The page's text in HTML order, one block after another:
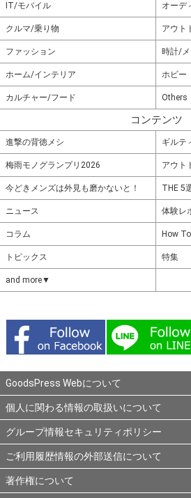
IT/モバイル オーデ
クルマ/乗り物 アウト
ファッション 時計/
ホーム/インテリア ホビー
カルチャー/フード Others
コンテンツ
進撃の背徳メシ ギルテ
梅雨モノグランプリ2026 アウト
今どきメンズは外見も磨かないと！ THE 5
ニュース 体験レ
コラム How To
トピックス 特集
and more▼
GoodsPress Webについて
個人に関わる情報の取扱いについて
グループ情報セキュリティポリシー
ご利用履歴情報の外部送信について
著作権について